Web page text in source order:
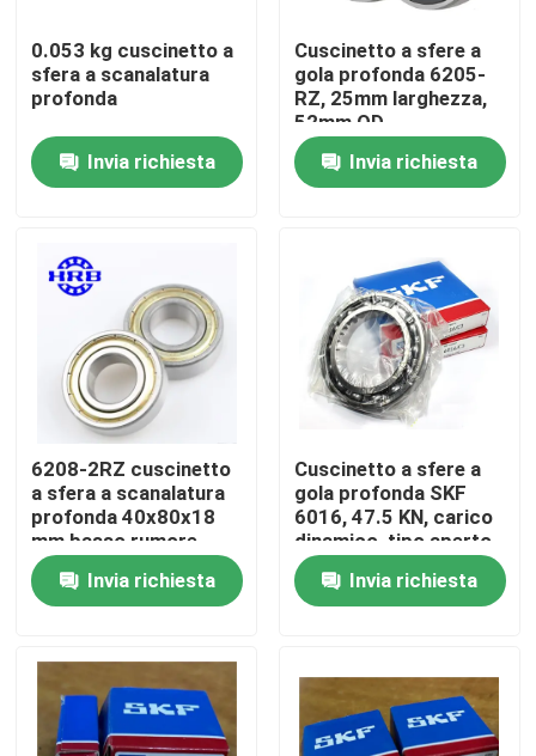
Casa.
Prodotti
Visita alla fabbrica
Controllo della qualità
Notizie
Casi
Richiedere un preventivo
Cuscinetto a rulli cilindrico
cuscinetti a rulli d'allineamento di auto
0.053 kg cuscinetto a
sfera a scanalatura
profonda
Invia richiesta
Cuscinetto a sfere a
gola profonda 6205-
RZ, 25mm larghezza,
52mm OD
Invia richiesta
6208-2RZ cuscinetto
a sfera a scanalatura
profonda 40x80x18
mm basso rumore
lunga durata
Invia richiesta
Cuscinetto a sfere a
gola profonda SKF
6016, 47.5 KN, carico
dinamico, tipo aperto
Invia richiesta